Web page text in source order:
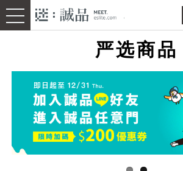
严选商品